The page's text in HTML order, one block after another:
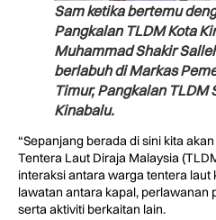
Sam ketika bertemu
Pangkalan TLDM Kota
Muhammad Shakir
berlabuh di Markas
Timur, Pangkalan TLDM
Kinabalu.
“Sepanjang berada di sini kita
Tentera Laut Diraja Malaysia
interaksi antara warga tentera
lawatan antara kapal, perlawanan
serta aktiviti berkaitan lain.